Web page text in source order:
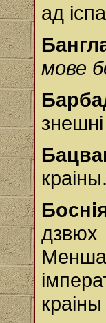
ад
мове
краіны.